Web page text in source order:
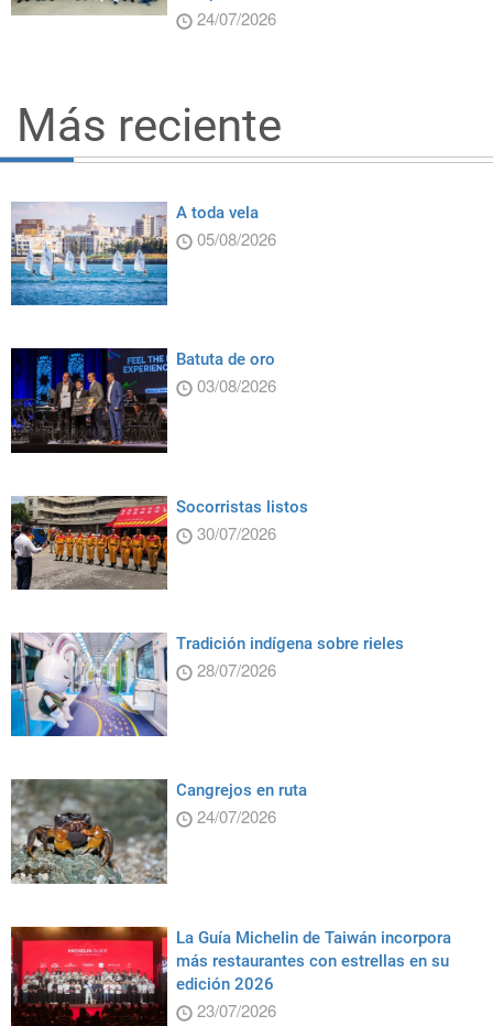
24/07/2026
Más reciente
A toda vela
05/08/2026
Batuta de oro
03/08/2026
Socorristas listos
30/07/2026
Tradición indígena sobre rieles
28/07/2026
Cangrejos en ruta
24/07/2026
La Guía Michelin de Taiwán incorpora
más restaurantes con estrellas en su
edición 2026
23/07/2026